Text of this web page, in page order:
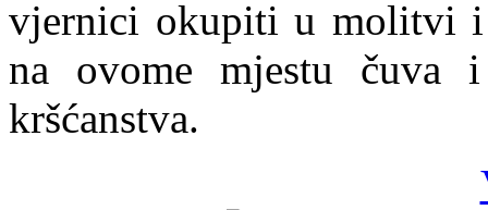
vjernici okupiti u molitvi i
na ovome mjestu čuva
kršćanstva.